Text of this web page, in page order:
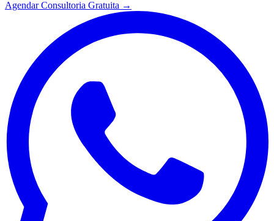
Agendar Consultoria Gratuita →